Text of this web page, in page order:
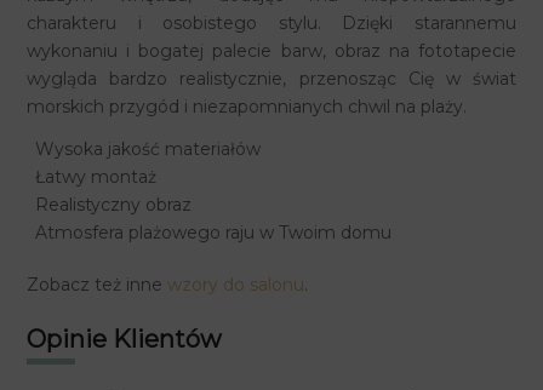
charakteru i osobistego stylu. Dzięki starannemu
wykonaniu i bogatej palecie barw, obraz na fototapecie
wygląda bardzo realistycznie, przenosząc Cię w świat
morskich przygód i niezapomnianych chwil na plaży.
Wysoka jakość materiałów
Łatwy montaż
Realistyczny obraz
Atmosfera plażowego raju w Twoim domu
Zobacz też innewzory do salonu.
Opinie Klientów